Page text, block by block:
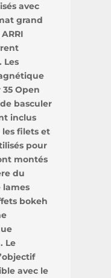
avec
grand
Les
Open
basculer
inclus
les filets et
pour
montés
du
lames
bokeh
Le
avec le